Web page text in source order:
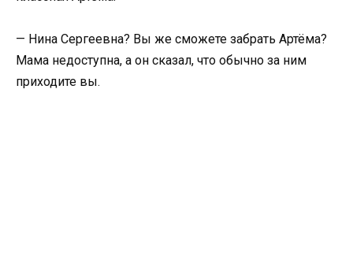
— Нина Сергеевна? Вы же сможете забрать Артёма?
Мама недоступна, а он сказал, что обычно за ним
приходите вы.